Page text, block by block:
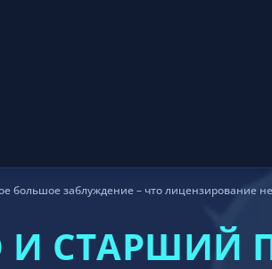
большое заблуждение – что лицензирование
СТАРШИЙ